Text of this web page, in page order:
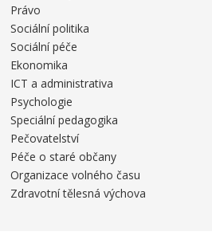
Právo
Sociální politika
Sociální péče
Ekonomika
ICT a administrativa
Psychologie
Speciální pedagogika
Pečovatelství
Péče o staré občany
Organizace volného času
Zdravotní tělesná výchova